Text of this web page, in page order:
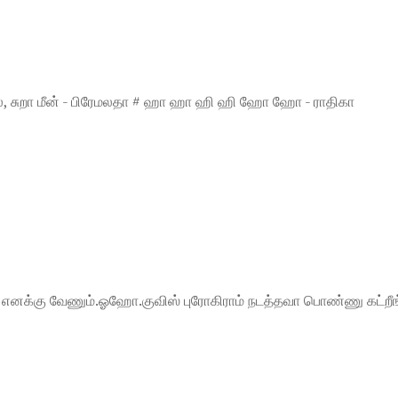
மீன் - பிரேமலதா # ஹா ஹா ஹி ஹி ஹோ ஹோ - ராதிகா
எனக்கு வேணும்.ஓஹோ.குவிஸ் புரோகிராம் நடத்தவா பொண்ணு